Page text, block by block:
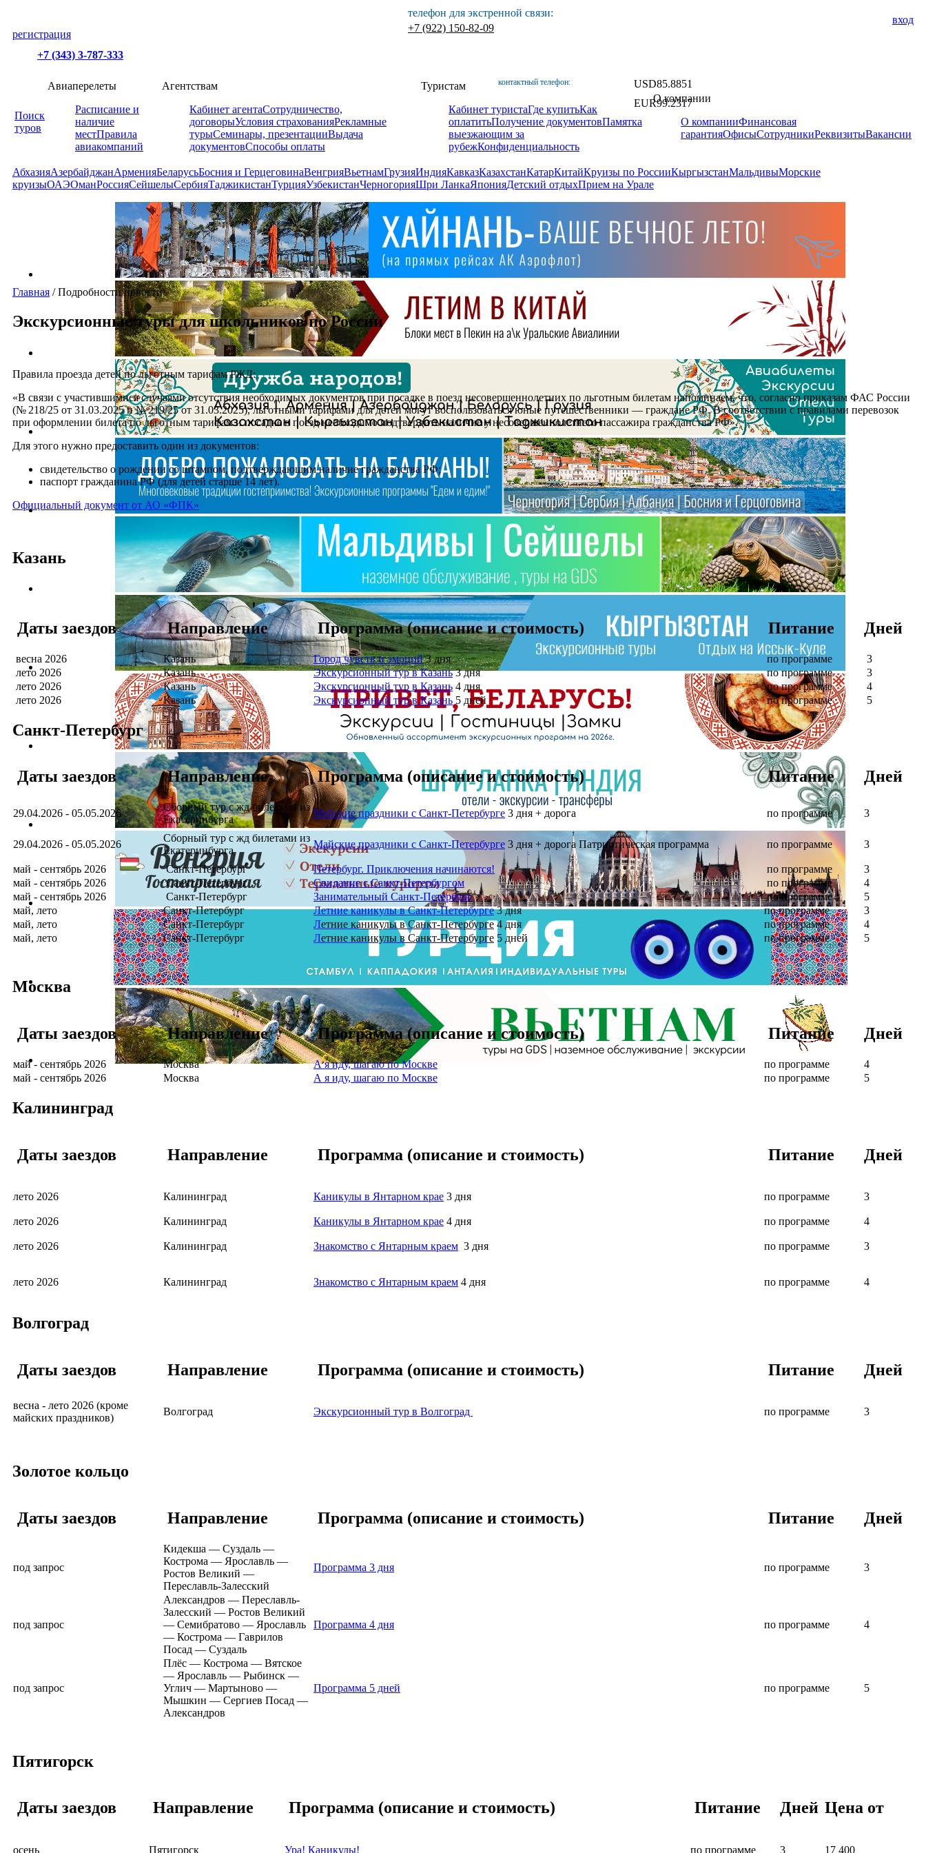
вход
регистрация
+7 (343) 3-787-333
телефон для экстренной связи:
+7 (922) 150-82-09
контактный телефон: USD85.8851
EUR99.2317
Поиск
туров
Авиаперелеты
Расписание и
наличие
местПравила
авиакомпаний
Агентствам
Кабинет агентаСотрудничество,
договорыУсловия страхованияРекламные
турыСеминары, презентацииВыдача
документовСпособы оплаты
Туристам
Кабинет туристаГде купитьКак
оплатитьПолучение документовПамятка
выезжающим за
рубежКонфиденциальность
О компании
О компанииФинансовая
гарантияОфисыСотрудникиРеквизитыВакансии
АбхазияАзербайджанАрменияБеларусьБосния и ГерцеговинаВенгрияВьетнамГрузияИндияКавказКазахстанКатарКитайКруизы по РоссииКыргызстанМальдивыМорские
круизыОАЭОманРоссияСейшелыСербияТаджикистанТурцияУзбекистанЧерногорияШри ЛанкаЯпонияДетский отдыхПрием на Урале
Главная /Подробности новости
Экскурсионные туры для школьников по России
Правила проезда детей по льготным тарифам РЖД:
«В связи с участившимися случаями отсутствия необходимых документов при посадке в поезд несовершеннолетних по льготным билетам напоминаем, что, согласно приказам ФАС России
(№ 218/25 от 31.03.2025 и № 219/25 от 31.03.2025), льготными тарифами для детей могут воспользоваться юные путешественники — граждане РФ. В соответствии с правилами перевозок
при оформлении билета по льготным тарифам и посадке в поезд необходимо подтвердить наличие у несовершеннолетнего пассажира гражданства РФ».
Для этого нужно предоставить один из документов:
свидетельство о рождении со штампом, подтверждающим наличие гражданства РФ;
паспорт гражданина РФ (для детей старше 14 лет).
Официальный документ от АО «ФПК»
Казань
Даты заездов Направление Программа (описание и стоимость) Питание Дней
весна 2026 Казань Город чувств и эмоций3 дня по программе
3
лето 2026
Казань Экскурсионный тур в Казань3 дня по программе
3
лето 2026
Казань Экскурсионный тур в Казань 4 дня по программе
4
лето 2026
Казань Экскурсионный тур в Казань 5 дней по программе 5
Санкт-Петербург
Даты заездов Направление Программа (описание и стоимость) Питание Дней
29.04.2026 - 05.05.2026
Сборный тур с жд билетами из
Екатеринбурга
Майские праздники с Санкт-Петербурге 3 дня + дорога по программе 3
29.04.2026 - 05.05.2026
Сборный тур с жд билетами из
Екатеринбурга
Майские праздники с Санкт-Петербурге 3 дня + дорога Патриотическая программа по программе 3
май - сентябрь 2026 Санкт-Петербург Петербург. Приключения начинаются! по программе
3
май - сентябрь 2026
Санкт-Петербург Свидание с Санкт-Петербургом по программе
4
май - сентябрь 2026
Санкт-Петербург Занимательный Санкт-Петербург по программе
5
май, лето
Санкт-Петербург Летние каникулы в Санкт-Петербурге3 дня по программе
3
май, лето
Санкт-Петербург Летние каникулы в Санкт-Петербурге4 дня по программе
4
май, лето
Санкт-Петербург Летние каникулы в Санкт-Петербурге 5 дней по программе 5
Москва
Даты заездов Направление Программа (описание и стоимость) Питание Дней
май - сентябрь 2026 Москва А я иду, шагаю по Москве по программе
4
май - сентябрь 2026
Москва А я иду, шагаю по Москве по программе 5
Калининград
Даты заездов Направление Программа (описание и стоимость) Питание Дней
лето 2026 Калининград Каникулы в Янтарном крае 3 дня по программе 3
лето 2026 Калининград Каникулы в Янтарном крае 4 дня по программе 4
лето 2026 Калининград Знакомство с Янтарным краем 3 дня по программе 3
лето 2026 Калининград Знакомство с Янтарным краем 4 дня по программе 4
Волгоград
Даты заездов Направление Программа (описание и стоимость) Питание Дней
весна - лето 2026 (кроме
майских праздников)
Волгоград Экскурсионный тур в Волгоград по программе 3
Золотое кольцо
Даты заездов Направление Программа (описание и стоимость) Питание Дней
под запрос
Кидекша — Суздаль —
Кострома — Ярославль —
Ростов Великий —
Переславль-Залесский
Программа 3 дня по программе 3
под запрос
Александров — Переславль-
Залесский — Ростов Великий
— Семибратово — Ярославль
— Кострома — Гаврилов
Посад — Суздаль
Программа 4 дня по программе 4
под запрос
Плёс — Кострома — Вятское
— Ярославль — Рыбинск —
Углич — Мартыново —
Мышкин — Сергиев Посад —
Александров
Программа 5 дней по программе 5
Пятигорск
Даты заездов Направление Программа (описание и стоимость) Питание Дней Цена от
осень Пятигорск Ура! Каникулы! по программе 3 17 400